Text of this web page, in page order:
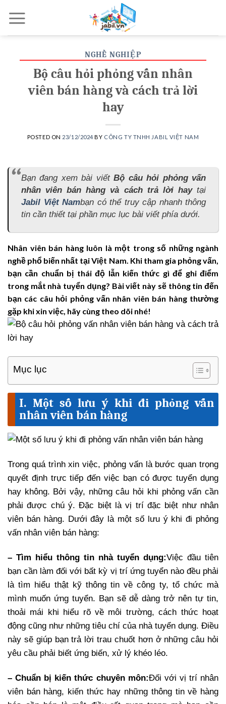
NGHỀ NGHIỆP
Bộ câu hỏi phỏng vấn nhân
viên bán hàng và cách trả lời
hay
POSTED ON 23/12/2024 BY CÔNG TY TNHH JABIL VIỆT NAM
Bạn đang xem bài viếtBộ câu hỏi phỏng vấn
nhân viên bán hàng và cách trả lời haytại
Jabil Việt Nambạn có thể truy cập nhanh thông
tin cần thiết tại phần mục lục bài viết phía dưới.
Nhân viên bán hàng luôn là một trong số những ngành
nghề phổ biến nhất tại Việt Nam. Khi tham gia phỏng vấn,
bạn cần chuẩn bị thái độ lẫn kiến thức gì để ghi điểm
trong mắt nhà tuyển dụng? Bài viết này sẽ thông tin đến
bạn các câu hỏi phỏng vấn nhân viên bán hàng thường
gặp khi xin việc, hãy cùng theo dõi nhé!
Mục lục
I. Một số lưu ý khi đi phỏng vấn
nhân viên bán hàng
Trong quá trình xin việc, phỏng vấn là bước quan trọng
quyết định trực tiếp đến việc bạn có được tuyển dụng
hay không. Bởi vậy, những câu hỏi khi phỏng vấn cần
phải được chú ý. Đặc biệt là vị trí đặc biệt như nhân
viên bán hàng. Dưới đây là một số lưu ý khi đi phỏng
vấn nhân viên bán hàng:
– Tìm hiểu thông tin nhà tuyển dụng:Việc đầu tiên
bạn cần làm đối với bất kỳ vị trí ứng tuyển nào đều phải
là tìm hiểu thật kỹ thông tin về công ty, tổ chức mà
mình muốn ứng tuyển. Bạn sẽ dễ dàng trở nên tự tin,
thoải mái khi hiểu rõ về môi trường, cách thức hoạt
động cũng như những tiêu chí của nhà tuyển dụng. Điều
này sẽ giúp bạn trả lời trau chuốt hơn ở những câu hỏi
yêu cầu phải biết ứng biến, xử lý khéo léo.
– Chuẩn bị kiến thức chuyên môn:Đối với vị trí nhân
viên bán hàng, kiến thức hay những thông tin về hàng